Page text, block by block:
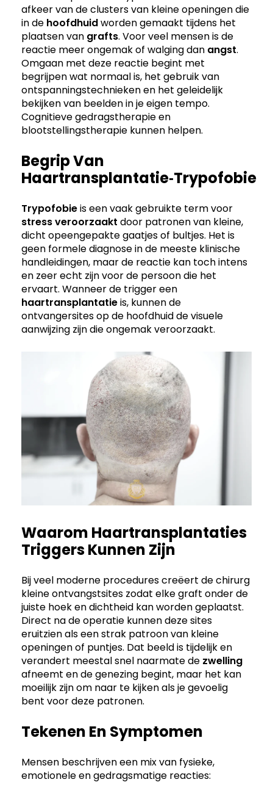
afkeer van de clusters van kleine openingen die
in de hoofdhuidworden gemaakt tijdens het
plaatsen van grafts. Voor veel mensen is de
reactie meer ongemak of walging dan angst.
Omgaan met deze reactie begint met
begrijpen wat normaal is, het gebruik van
ontspanningstechnieken en het geleidelijk
bekijken van beelden in je eigen tempo.
Cognitieve gedragstherapie en
blootstellingstherapie kunnen helpen.
Begrip Van
Haartransplantatie‑trypofobie
Trypofobieis een vaak gebruikte term voor
stressveroorzaakt door patronen van kleine,
dicht opeengepakte gaatjes of bultjes. Het is
geen formele diagnose in de meeste klinische
handleidingen, maar de reactie kan toch intens
en zeer echt zijn voor de persoon die het
ervaart. Wanneer de trigger een
haartransplantatieis, kunnen de
ontvangersites op de hoofdhuid de visuele
aanwijzing zijn die ongemak veroorzaakt.
Waarom Haartransplantaties
Triggers Kunnen Zijn
Bij veel moderne procedures creëert de chirurg
kleine ontvangstsites zodat elke graft onder de
juiste hoek en dichtheid kan worden geplaatst.
Direct na de operatie kunnen deze sites
eruitzien als een strak patroon van kleine
openingen of puntjes. Dat beeld is tijdelijk en
verandert meestal snel naarmate de zwelling
afneemt en de genezing begint, maar het kan
moeilijk zijn om naar te kijken als je gevoelig
bent voor deze patronen.
Tekenen En Symptomen
Mensen beschrijven een mix van fysieke,
emotionele en gedragsmatige reacties: